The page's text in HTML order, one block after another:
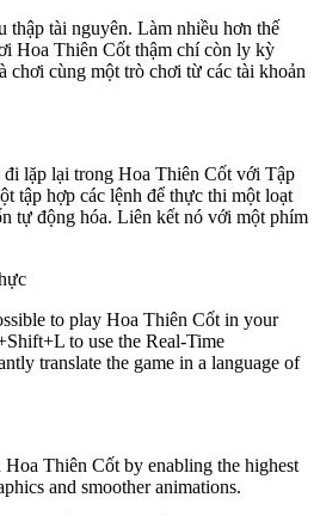
tài nguyên. Làm nhiều hơn thế
Hoa Thiên Cốt thậm chí còn ly kỳ
chơi cùng một trò chơi từ các tài khoản
lặp lại trong Hoa Thiên Cốt với Tập
tập hợp các lệnh để thực thi một loạt
tự động hóa. Liên kết nó với một phím
to play Hoa Thiên Cốt in your
to use the Real-Time
translate the game in a language of
Thiên Cốt by enabling the highest
and smoother animations.